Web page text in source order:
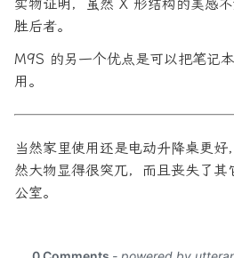
实物证明，虽然 X 形结构的美感
胜后者。
M9S 的另一个优点是可以把笔记
用。
当然家里使用还是电动升降桌更
然大物显得很突兀，而且丧失了
公室。